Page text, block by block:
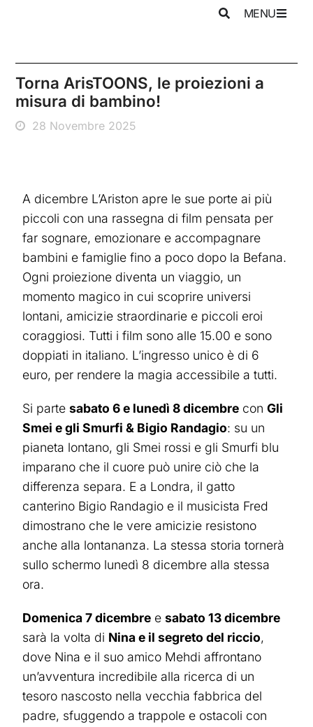
MENU
Torna ArisTOONS, le proiezioni a
misura di bambino!
28 Novembre 2025
A dicembre L’Ariston apre le sue porte ai più
piccoli con una rassegna di film pensata per
far sognare, emozionare e accompagnare
bambini e famiglie fino a poco dopo la Befana.
Ogni proiezione diventa un viaggio, un
momento magico in cui scoprire universi
lontani, amicizie straordinarie e piccoli eroi
coraggiosi. Tutti i film sono alle 15.00 e sono
doppiati in italiano. L’ingresso unico è di 6
euro, per rendere la magia accessibile a tutti.
Si partesabato 6 e lunedì 8 dicembre conGli
Smei e gli Smurfi & Bigio Randagio: su un
pianeta lontano, gli Smei rossi e gli Smurfi blu
imparano che il cuore può unire ciò che la
differenza separa. E a Londra, il gatto
canterino Bigio Randagio e il musicista Fred
dimostrano che le vere amicizie resistono
anche alla lontananza. La stessa storia tornerà
sullo schermo lunedì 8 dicembre alla stessa
ora.
Domenica 7 dicembre esabato 13 dicembre
sarà la volta di Nina e il segreto del riccio,
dove Nina e il suo amico Mehdi affrontano
un’avventura incredibile alla ricerca di un
tesoro nascosto nella vecchia fabbrica del
padre, sfuggendo a trappole e ostacoli con